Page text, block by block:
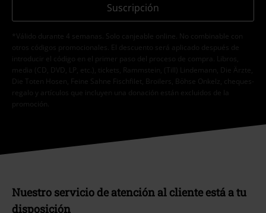
Suscripción
*Válido durante 4 semanas. Solo canjeable online. No combinable con
otros códigos promocionales. El descuento será aplicado después de
introducir el código en el primer paso del proceso de compra. Libros,
media (CD, DVD, LP, etc.), tickets, Rammstein, (Till) Lindemann, Die Ärzte,
Die Toten Hosen, Feine Sahne Fischfilet, Broilers, Böhse Onkelz, cheques-
regalo y artículos que incluyen una donación están excluidos de la
promoción.
Nuestro servicio de atención al cliente está a tu
disposición